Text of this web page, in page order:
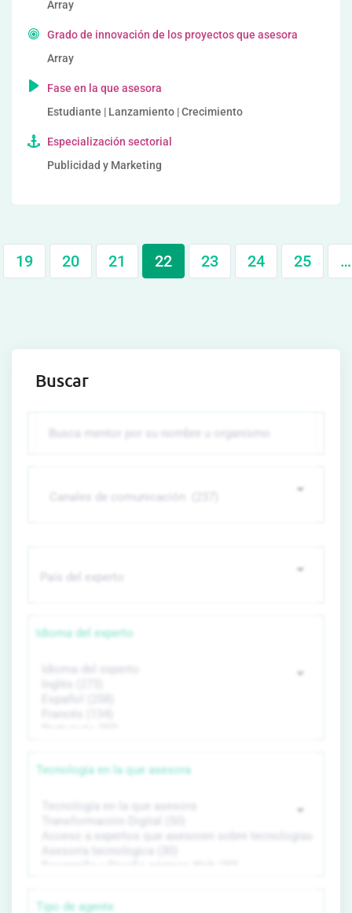
Array
Grado de innovación de los proyectos que asesora
Array
Fase en la que asesora
Estudiante | Lanzamiento | Crecimiento
Especialización sectorial
Publicidad y Marketing
19 20 21 22 23 24 25 …
Buscar
Idioma del experto
Tecnología en la que asesora
Tipo de agente